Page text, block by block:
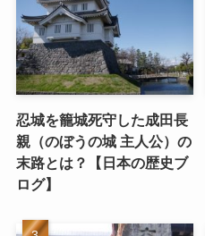
忍城を籠城死守した成田長
親（のぼうの城 主人公）の
末路とは？【日本の歴史ブ
ログ】